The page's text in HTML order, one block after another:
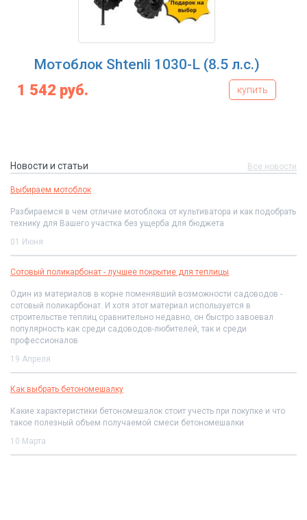
Мотоблок Shtenli 1030-L (8.5 л.с.)
1 542 руб. купить
Новости и статьи Все новости
Выбираем мотоблок
Разбираемся в чем отличие мотоблока от культиватора и как подобрать
технику для Вашего участка без ущерба для бюджета
01 Июня
Сотовый поликарбонат - лучшее покрытие для теплицы
Один из материалов в корне поменявший возможности садоводов -
сотовый поликарбонат. И хотя этот материал используется в
строительстве теплиц сравнительно недавно, он быстро завоевал
популярность как среди садоводов-любителей, так и среди
профессионалов
19 Апреля
Как выбрать бетономешалку
Какие характеристики бетономешалок стоит учесть при покупке и что
такое полезный объем получаемой смеси бетономешалки
10 Марта